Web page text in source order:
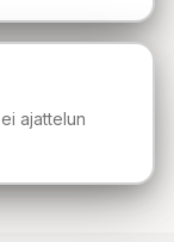
ajattelun